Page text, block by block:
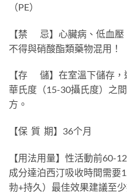
（PE）
【禁 忌】心臟病、低血壓
不得與硝酸酯類藥物混用！
【存 儲】在室溫下儲存，
華氏度（15-30攝氏度）之
方。
【保 質 期】36个月
【用法用量】性活動前60-
成分達泊西汀吸收時間需要
勃+持久）最佳效果建議至